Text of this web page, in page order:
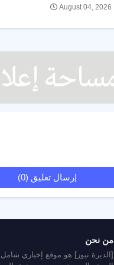
August 04, 2026
إرسال تعليق (0)
من نحن
[الديرة نيوز] هو موقع إخباري